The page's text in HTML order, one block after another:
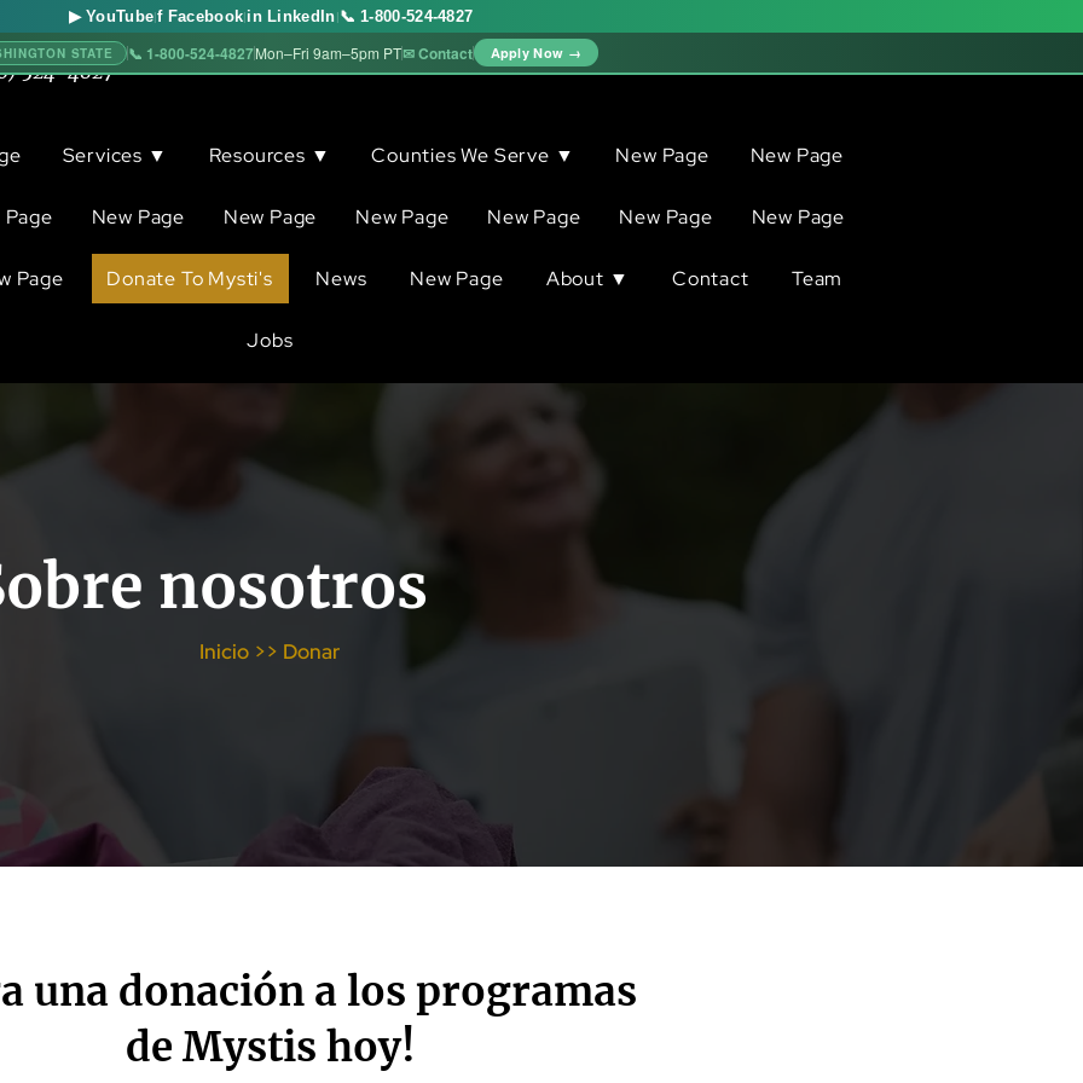
524-4827
Services ▼ Resources ▼ Counties We Serve ▼ New Page New Page
Page New Page New Page New Page New Page New Page New Page
Page Donate To Mysti's News New Page About ▼ Contact Team
Jobs
nosotros
Inicio >> Donar
una donación a los programas
de Mystis hoy!
▶ YouTube|f Facebook|in LinkedIn|📞 1-800-524-4827
STATE 📞 1-800-524-4827Mon–Fri 9am–5pm PT✉ Contact Apply Now →